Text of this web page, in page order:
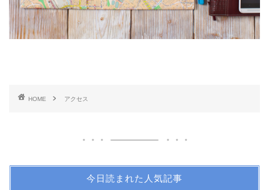
HOME アクセス
今日読まれた人気記事